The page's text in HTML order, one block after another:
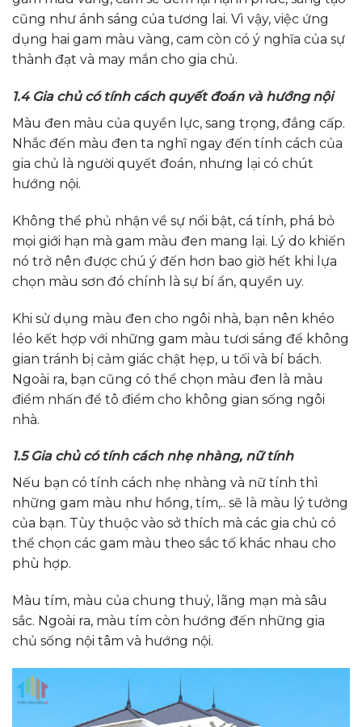
cũng như ánh sáng của tương lai. Vì vậy, việc ứng
dụng hai gam màu vàng, cam còn có ý nghĩa của sự
thành đạt và may mắn cho gia chủ.
1.4 Gia chủ có tính cách quyết đoán và hướng nội
Màu đen màu của quyền lực, sang trọng, đẳng cấp.
Nhắc đến màu đen ta nghĩ ngay đến tính cách của
gia chủ là người quyết đoán, nhưng lại có chút
hướng nội.
Không thể phủ nhận về sự nổi bật, cá tính, phá bỏ
mọi giới hạn mà gam màu đen mang lại. Lý do khiến
nó trở nên được chú ý đến hơn bao giờ hết khi lựa
chọn màu sơn đó chính là sự bí ẩn, quyền uy.
Khi sử dụng màu đen cho ngôi nhà, bạn nên khéo
léo kết hợp với những gam màu tươi sáng để không
gian tránh bị cảm giác chật hẹp, u tối và bí bách.
Ngoài ra, bạn cũng có thể chọn màu đen là màu
điểm nhấn để tô điểm cho không gian sống ngôi
nhà.
1.5 Gia chủ có tính cách nhẹ nhàng, nữ tính
Nếu bạn có tính cách nhẹ nhàng và nữ tính thì
những gam màu như hồng, tím,.. sẽ là màu lý tưởng
của bạn. Tùy thuộc vào sở thích mà các gia chủ có
thể chọn các gam màu theo sắc tố khác nhau cho
phù hợp.
Màu tím, màu của chung thuỷ, lãng mạn mà sâu
sắc. Ngoài ra, màu tím còn hướng đến những gia
chủ sống nội tâm và hướng nội.